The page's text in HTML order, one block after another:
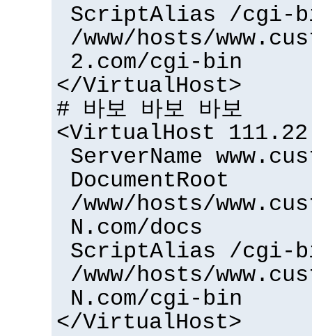
ScriptAlias /cgi-
/www/hosts/
2.com/cgi-bin
</VirtualHost>
# 바보 바보 바보
<VirtualHost
ServerName
DocumentRoot
/www/hosts/
N.com/docs
ScriptAlias /cgi-
/www/hosts/
N.com/cgi-bin
</VirtualHost>